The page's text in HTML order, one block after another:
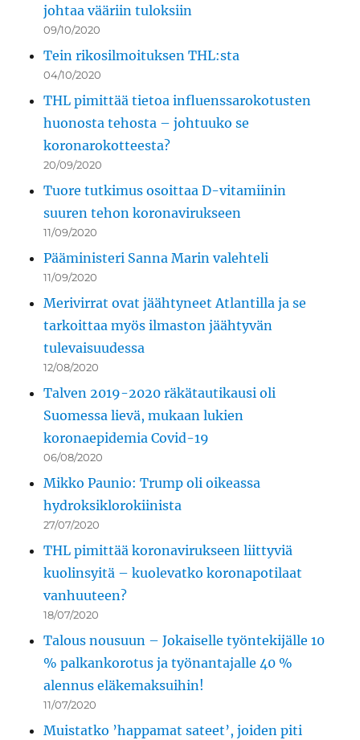
johtaa vääriin tuloksiin
09/10/2020
Tein rikosilmoituksen THL:sta
04/10/2020
THL pimittää tietoa influenssarokotusten
huonosta tehosta – johtuuko se
koronarokotteesta?
20/09/2020
Tuore tutkimus osoittaa D-vitamiinin
suuren tehon koronavirukseen
11/09/2020
Pääministeri Sanna Marin valehteli
11/09/2020
Merivirrat ovat jäähtyneet Atlantilla ja se
tarkoittaa myös ilmaston jäähtyvän
tulevaisuudessa
12/08/2020
Talven 2019-2020 räkätautikausi oli
Suomessa lievä, mukaan lukien
koronaepidemia Covid-19
06/08/2020
Mikko Paunio: Trump oli oikeassa
hydroksiklorokiinista
27/07/2020
THL pimittää koronavirukseen liittyviä
kuolinsyitä – kuolevatko koronapotilaat
vanhuuteen?
18/07/2020
Talous nousuun – Jokaiselle työntekijälle 10
% palkankorotus ja työnantajalle 40 %
alennus eläkemaksuihin!
11/07/2020
Muistatko ’happamat sateet’, joiden piti